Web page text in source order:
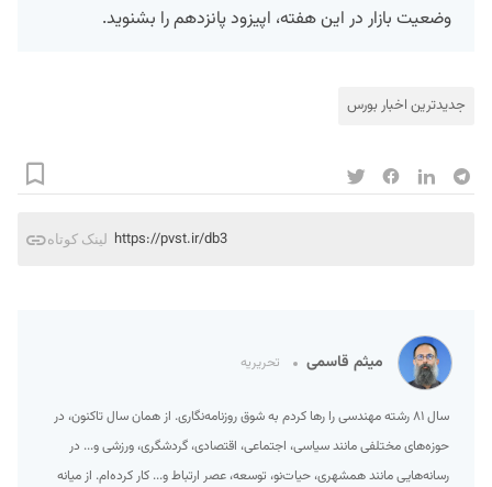
وضعیت بازار در این هفته، اپیزود پانزدهم را بشنوید.
جدیدترین اخبار بورس
لینک کوتاه https://pvst.ir/db3
میثم قاسمی تحریریه
سال ۸۱ رشته مهندسی را رها کردم به شوق روزنامه‌نگاری. از همان سال تاکنون، در
حوزه‌های مختلفی مانند سیاسی، اجتماعی، اقتصادی، گردشگری، ورزشی و... در
رسانه‌هایی مانند همشهری، حیات‌نو، توسعه، عصر ارتباط و... کار کرده‌ام. از میانه